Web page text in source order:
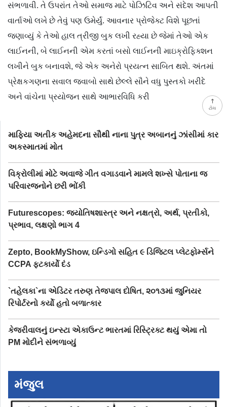
ટોચ
સંભળાવી. તે ઉપરાંત તેઓ સમાજ માટે પોઝિટિવ અને સંદેશ આપતી
વાર્તાઓ લખે છે તેવું પણ ઉમેર્યું. આવનાર પ્રોજેક્ટ વિશે પૂછતાં
જણાવ્યું કે તેઓ હાલ ત્રીજી બુક લખી રહ્યા છે જેમાં તેઓ એક
લાઈનની, બે લાઈનની એમ કરતાં બસો લાઈનની માઇક્રોફિક્શન
લખીને બુક બનાવશે, જે એક અનેરો પ્રયત્ન સાબિત થશે. અંતમાં
પ્રેક્ષકગણના સવાલ જવાબો સાથે છેલ્લે સૌને વધુ પુસ્તકો ખરીદે
અને વાંચેના પ્રયોજન સાથે આભારવિધિ કરી
માફિયા અતીક અહેમદના સૌથી નાના પુત્ર અબાનનું ઝાંસીમાં કાર
અકસ્માતમાં મોત
વિક્રોલીમાં મોટે અવાજે ગીત વગાડવાને મામલે શખ્સે પોતાના જ
પરિવારજનોને છરી ભોંકી
Futurescopes: જ્યોતિષશાસ્ત્ર અને નક્ષત્રો, અર્થ, પ્રતીકો,
પ્રભાવ, લક્ષણો ભાગ 4
Zepto, BookMyShow, ઇન્ડિગો સહિત ૯ ડિજિટલ પ્લેટફોર્મ્સને
CCPA ફટકાર્યો દંડ
`તહેલકા`ના એડિટર તરુણ તેજપાલ દોષિત, ૨૦૧૩માં જુનિયર
રિપોર્ટરનો કર્યો હતો બળાત્કાર
કેજરીવાલનું ઇન્સ્ટા એકાઉન્ટ ભારતમાં રિસ્ટ્રિક્ટ થયું એમા તો
PM મોદીને સંભળાવ્યું
મંજુલ